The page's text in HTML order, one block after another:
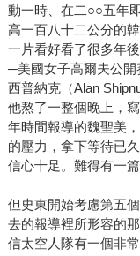
動一時、在二○○五年
高一百八十二公分的
一片看好看了很多年
─美國女子高爾夫公
西普納克（Alan
他熬了一整個晚上，
年時間報導的魏聖美
的壓力，拿下等待已
信心十足。難得有一
但史東開始考慮第五
去的報導裡所形容的
信太空人隊有一個非